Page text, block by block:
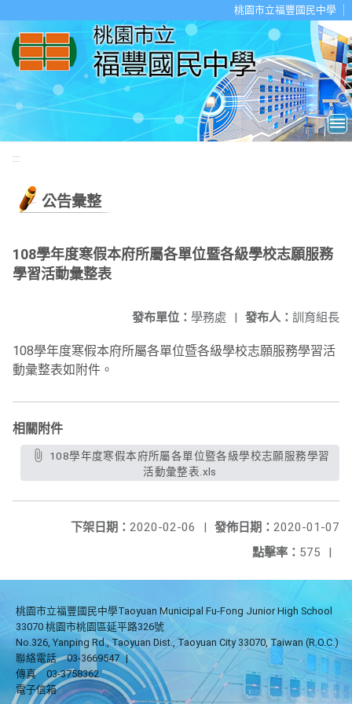
桃園市立福豐國民中學
:::
公告彙整
108學年度寒假本府所屬各單位暨各級學校志願服務
學習活動彙整表
發布人： 訓育組長
發布單位： 學務處 |
108學年度寒假本府所屬各單位暨各級學校志願服務學習活
動彙整表如附件。
相關附件
活動彙整表.xls
發佈日期： 2020-01-07
下架日期： 2020-02-06
|
點擊率： 575 |
桃園市立福豐國民中學Taoyuan Municipal Fu-Fong Junior High School
33070 桃園市桃園區延平路326號
No.326, Yanping Rd., Taoyuan Dist., Taoyuan City 33070, Taiwan (R.O.C.)
聯絡電話
03-3669547 |
傳真
03-3758362
電子信箱